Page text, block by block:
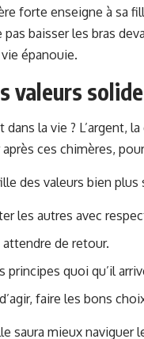
forte enseigne à sa
pas baisser les bras
épanouie.
valeurs
la vie ? L’argent,
ces chimères,
des valeurs bien
les autres avec
de retour.
principes quoi qu’il
faire les bons
saura mieux naviguer